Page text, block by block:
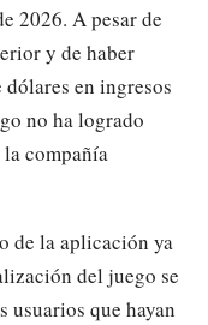
2026. A pesar de
y de haber
en ingresos
no ha logrado
compañía
de la aplicación ya
del juego se
usuarios que hayan